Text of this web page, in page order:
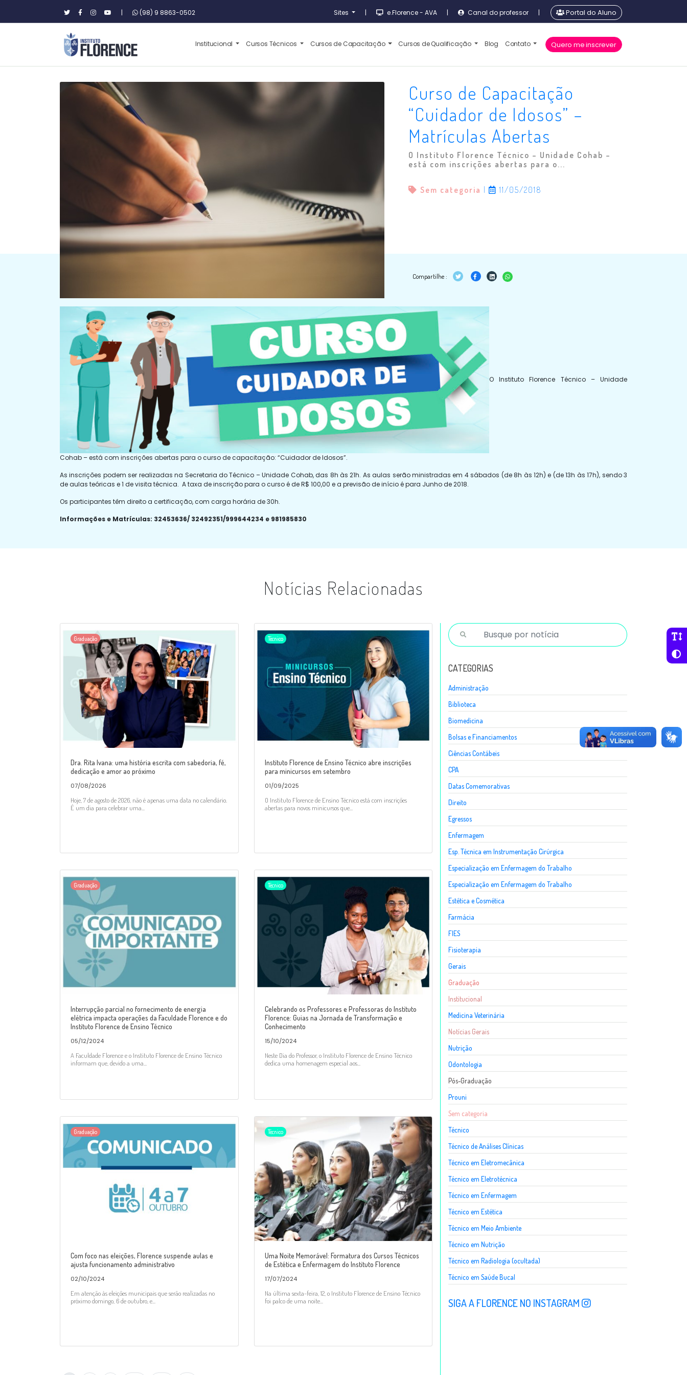
| (98) 9 8863-0502 Sites | e.Florence - AVA | Canal do professor | Portal do Aluno
Institucional Cursos Técnicos Cursos de Capacitação Cursos de Qualificação Blog Contato Quero me inscrever
Curso de Capacitação
“Cuidador de Idosos” –
Matrículas Abertas
O Instituto Florence Técnico – Unidade Cohab –
está com inscrições abertas para o...
Sem categoria 11/05/2018
Compartilhe :
O Instituto Florence Técnico – Unidade
Cohab – está com inscrições abertas para o curso de capacitação: “Cuidador de Idosos”.
As inscrições podem ser realizadas na Secretaria do Técnico – Unidade Cohab, das 8h às 21h. As aulas serão ministradas em 4 sábados (de 8h às 12h) e (de 13h às 17h), sendo 3
de aulas teóricas e 1 de visita técnica. A taxa de inscrição para o curso é de R$ 100,00 e a previsão de início é para Junho de 2018.
Os participantes têm direito a certificação, com carga horária de 30h.
Informações e Matrículas: 32453636/ 32492351/999644234 e 981985830
Notícias Relacionadas
Graduação
Dra. Rita Ivana: uma história escrita com sabedoria, fé,
dedicação e amor ao próximo
07/08/2026
Hoje, 7 de agosto de 2026, não é apenas uma data no calendário.
É um dia para celebrar uma...
Técnico
Instituto Florence de Ensino Técnico abre inscrições
para minicursos em setembro
01/09/2025
O Instituto Florence de Ensino Técnico está com inscrições
abertas para novos minicursos que...
Graduação
Interrupção parcial no fornecimento de energia
elétrica impacta operações da Faculdade Florence e do
Instituto Florence de Ensino Técnico
05/12/2024
A Faculdade Florence e o Instituto Florence de Ensino Técnico
informam que, devido a uma...
Técnico
Celebrando os Professores e Professoras do Instituto
Florence: Guias na Jornada de Transformação e
Conhecimento
15/10/2024
Neste Dia do Professor, o Instituto Florence de Ensino Técnico
dedica uma homenagem especial aos...
Graduação
Com foco nas eleições, Florence suspende aulas e
ajusta funcionamento administrativo
02/10/2024
Em atenção às eleições municipais que serão realizadas no
próximo domingo, 6 de outubro, e...
Técnico
Uma Noite Memorável: Formatura dos Cursos Técnicos
de Estética e Enfermagem do Instituto Florence
17/07/2024
Na última sexta-feira, 12, o Instituto Florence de Ensino Técnico
foi palco de uma noite...
CATEGORIAS
Administração
Biblioteca
Biomedicina
Bolsas e Financiamentos
Ciências Contábeis
CPA
Datas Comemorativas
Direito
Egressos
Enfermagem
Esp. Técnica em Instrumentação Cirúrgica
Especialização em Enfermagem do Trabalho
Especialização em Enfermagem do Trabalho
Estética e Cosmética
Farmácia
FIES
Fisioterapia
Gerais
Graduação
Institucional
Medicina Veterinária
Notícias Gerais
Nutrição
Odontologia
Pós-Graduação
Prouni
Sem categoria
Técnico
Técnico de Análises Clínicas
Técnico em Eletromecânica
Técnico em Eletrotécnica
Técnico em Enfermagem
Técnico em Estética
Técnico em Meio Ambiente
Técnico em Nutrição
Técnico em Radiologia (ocultada)
Técnico em Saúde Bucal
SIGA A FLORENCE NO INSTAGRAM